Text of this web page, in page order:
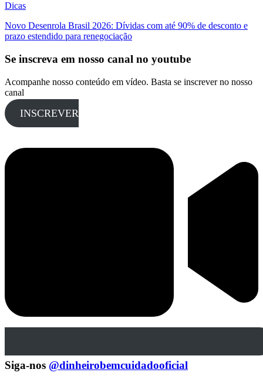
Dicas
Novo Desenrola Brasil 2026: Dívidas com até 90% de desconto e
prazo estendido para renegociação
Se inscreva em nosso canal no youtube
Acompanhe nosso conteúdo em vídeo. Basta se inscrever no nosso
canal
INSCREVER
Siga-nos @dinheirobemcuidadooficial